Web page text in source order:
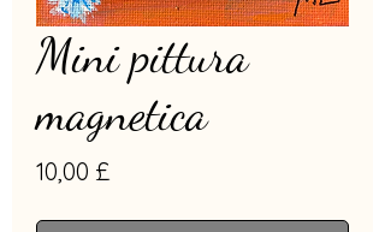
Mini pittura
magnetica
10,00 £Prezzo